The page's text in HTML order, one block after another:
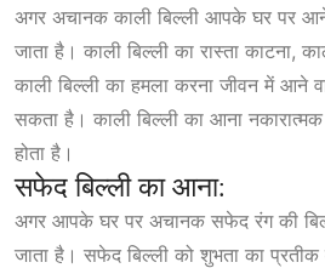
अगर अचानक काली बिल्ली आपके घर पर
जाता है। काली बिल्ली का रास्ता काटना,
काली बिल्ली का हमला करना जीवन में आने
सकता है। काली बिल्ली का आना
होता है।
सफेद बिल्ली का आना:
अगर आपके घर पर अचानक सफेद रंग की
जाता है। सफेद बिल्ली को शुभता का